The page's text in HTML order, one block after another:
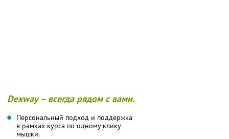
Dexway – всегда рядом с вами.
Персональный подход и поддержка
в рамках курса по одному клику
мышки.